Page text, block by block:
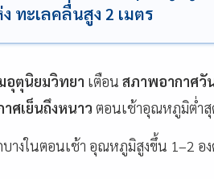
ทะเลคลื่นสูง 2 เมตร
อุตุนิยมวิทยา เตือน สภาพอากาศวั
าศเย็นถึงหนาว ตอนเช้าอุณหภูมิต่ำสุ
างในตอนเช้า อุณหภูมิสูงขึ้น 1–2 อ